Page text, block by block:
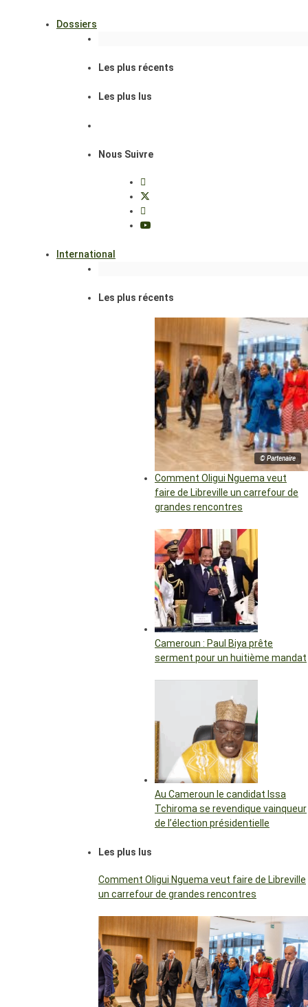
Dossiers
Les plus récents
Les plus lus
Nous Suivre
International
Les plus récents
© Partenaire
Comment Oligui Nguema veut
faire de Libreville un carrefour de
grandes rencontres
Cameroun : Paul Biya prête
serment pour un huitième mandat
Au Cameroun le candidat Issa
Tchiroma se revendique vainqueur
de l’élection présidentielle
Les plus lus
Comment Oligui Nguema veut faire de Libreville
un carrefour de grandes rencontres